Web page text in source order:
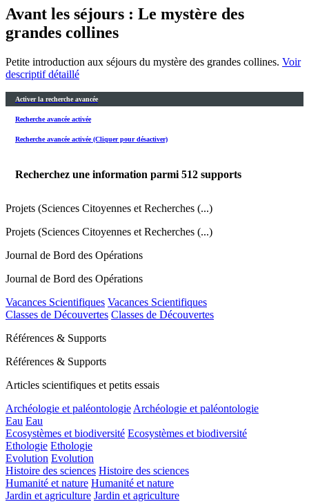
Avant les séjours : Le mystère des
grandes collines
Petite introduction aux séjours du mystère des grandes collines. Voir
descriptif détaillé
Activer la recherche avancée
Recherche avancée activée
Recherche avancée activée (Cliquer pour désactiver)
Recherchez une information parmi 512 supports
Projets (Sciences Citoyennes et Recherches (...)
Projets (Sciences Citoyennes et Recherches (...)
Journal de Bord des Opérations
Journal de Bord des Opérations
Vacances Scientifiques Vacances Scientifiques
Classes de Découvertes Classes de Découvertes
Références & Supports
Références & Supports
Articles scientifiques et petits essais
Archéologie et paléontologie Archéologie et paléontologie
Eau Eau
Ecosystèmes et biodiversité Ecosystèmes et biodiversité
Ethologie Ethologie
Evolution Evolution
Histoire des sciences Histoire des sciences
Humanité et nature Humanité et nature
Jardin et agriculture Jardin et agriculture